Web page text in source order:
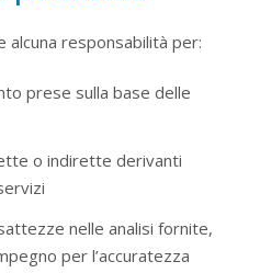
alcuna responsabilità per:
prese sulla base delle
o indirette derivanti
nelle analisi fornite,
per l’accuratezza